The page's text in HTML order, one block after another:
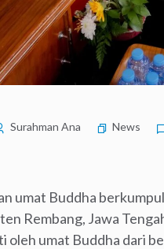
Surahman Ana News
umat Buddha
Rembang, Jawa
oleh umat Buddha dari